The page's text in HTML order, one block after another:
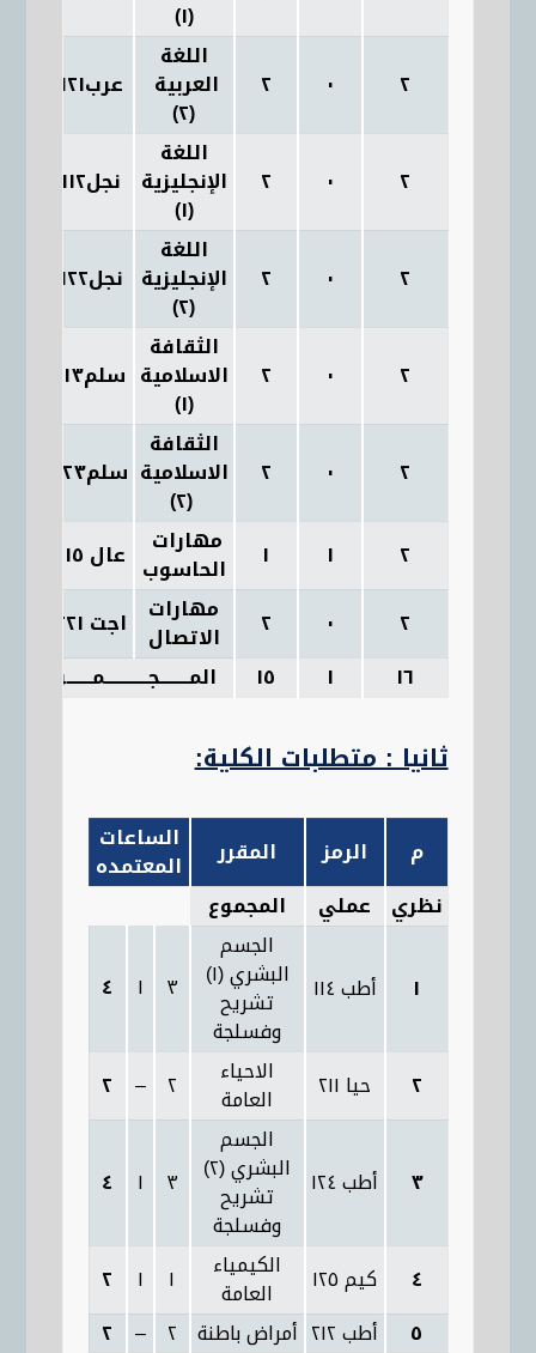
(١)
٢ ٠ ٢
اللغة
العربية
(٢)
عرب١٢١
٢ ٠ ٢
اللغة
الإنجليزية
(١)
نجل١١٢
٢ ٠ ٢
اللغة
الإنجليزية
(٢)
نجل١٢٢
٢ ٠ ٢
الثقافة
الاسلامية
(١)
سلم١١٣
٢ ٠ ٢
الثقافة
الاسلامية
(٢)
سلم١٢٣
٢ ١ ١ مهارات
الحاسوب عال ١١٥
٢
٠ ٢ مهارات
الاتصال اجت ٢٢١
١٦
١ ١٥ المــــــــجــــــــــــمـــــــوع
ثانيا : متطلبات الكلية:
م الرمز المقرر الساعات
المعتمده
نظري
عملي المجموع
١ أطب ١١٤
الجسم
البشري (١)
تشريح
وفسلجة
٣ ١ ٤
٢ حيا ٢١١ الاحياء
العامة ٢ – ٢
٣ أطب ١٢٤
الجسم
البشري (٢)
تشريح
وفسلجة
٣ ١ ٤
٤ كيم ١٢٥ الكيمياء
العامة ١ ١
٢
٥
أطب ٢١٢ أمراض باطنة ٢ –
٢